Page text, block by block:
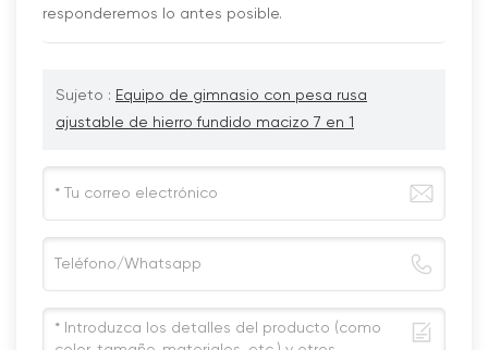
responderemos lo antes posible.
Sujeto : Equipo de gimnasio con pesa rusa
ajustable de hierro fundido macizo 7 en 1